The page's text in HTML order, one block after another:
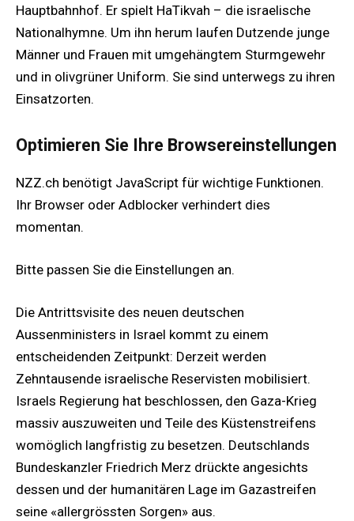
Hauptbahnhof. Er spielt HaTikvah – die israelische
Nationalhymne. Um ihn herum laufen Dutzende junge
Männer und Frauen mit umgehängtem Sturmgewehr
und in olivgrüner Uniform. Sie sind unterwegs zu ihren
Einsatzorten.
Optimieren Sie Ihre Browsereinstellungen
NZZ.ch benötigt JavaScript für wichtige Funktionen.
Ihr Browser oder Adblocker verhindert dies
momentan.
Bitte passen Sie die Einstellungen an.
Die Antrittsvisite des neuen deutschen
Aussenministers in Israel kommt zu einem
entscheidenden Zeitpunkt: Derzeit werden
Zehntausende israelische Reservisten mobilisiert.
Israels Regierung hat beschlossen, den Gaza-Krieg
massiv auszuweiten und Teile des Küstenstreifens
womöglich langfristig zu besetzen. Deutschlands
Bundeskanzler Friedrich Merz drückte angesichts
dessen und der humanitären Lage im Gazastreifen
seine «allergrössten Sorgen» aus.